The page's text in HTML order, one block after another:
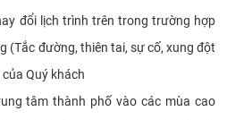
đổi lịch trình trên trong trường hợp
(Tắc đường, thiên tai, sự cố, xung đột
Quý khách
tâm thành phố vào các mùa cao